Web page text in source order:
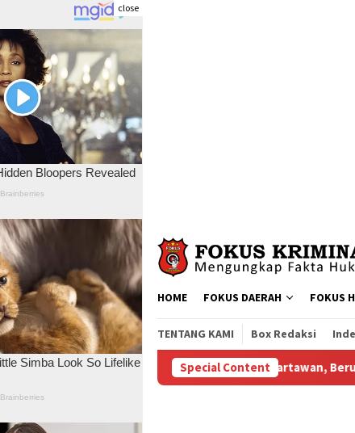
close
HOME FOKUS DAERAH FOKUS
TENTANG KAMI Box Redaksi
Special Content
Aniaya Wartawan, Berujung Laporan di Mapolda Jambi